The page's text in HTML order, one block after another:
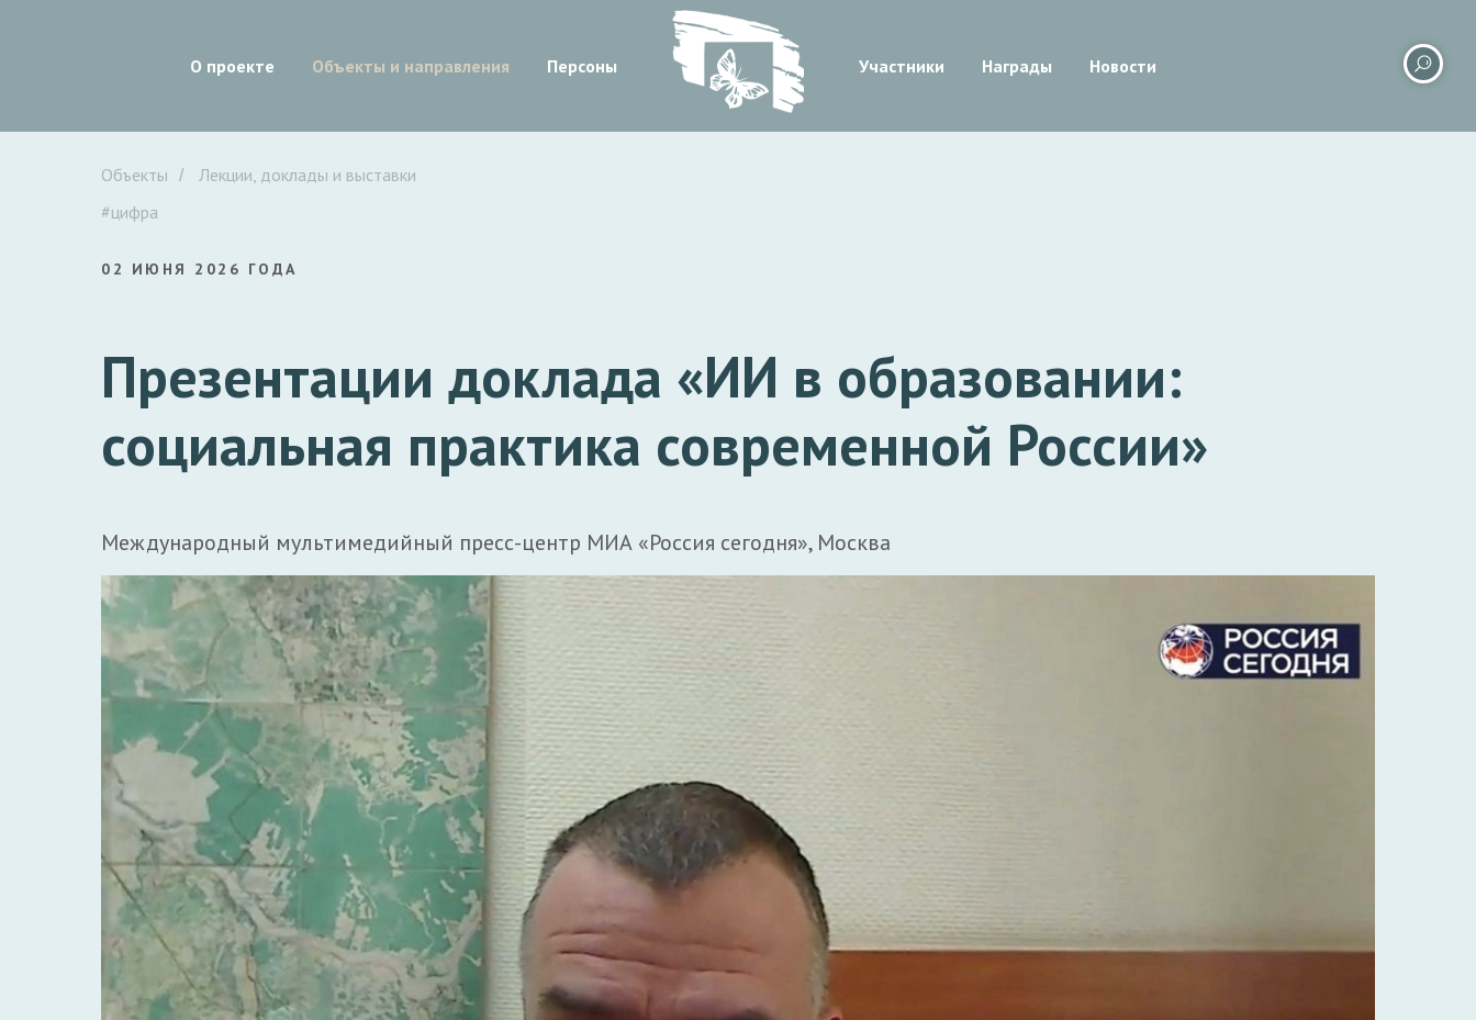
О проекте Объекты и направления Персоны Участники Награды Новости
Объекты /
Лекции, доклады и выставки
#цифра
02 ИЮНЯ 2026 ГОДА
Презентации доклада «ИИ в образовании:
социальная практика современной России»
Международный мультимедийный пресс-центр МИА «Россия сегодня», Москва